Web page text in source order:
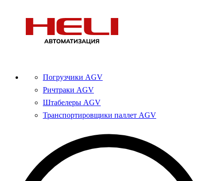
Погрузчики AGV
Ричтраки AGV
Штабелеры AGV
Транспортировщики паллет AGV